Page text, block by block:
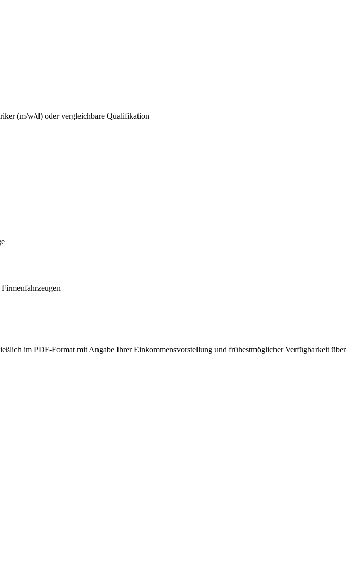
(m/w/d) oder vergleichbare Qualifikation
im PDF-Format mit Angabe Ihrer Einkommensvorstellung und frühestmöglicher Verfügbarkeit über